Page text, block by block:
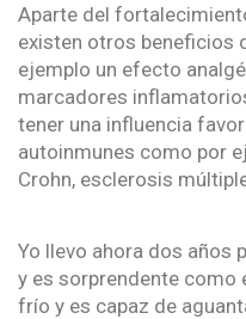
Aparte del
existen otros beneficios
ejemplo un efecto
marcadores
tener una influencia
autoinmunes como por
Crohn, esclerosis
Yo llevo ahora dos años
y es sorprendente como
frío y es capaz de